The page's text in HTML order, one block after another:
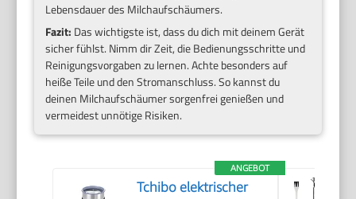
Lebensdauer des Milchaufschäumers.
Fazit: Das wichtigste ist, dass du dich mit deinem Gerät
sicher fühlst. Nimm dir Zeit, die Bedienungsschritte und
Reinigungsvorgaben zu lernen. Achte besonders auf
heiße Teile und den Stromanschluss. So kannst du
deinen Milchaufschäumer sorgenfrei genießen und
vermeidest unnötige Risiken.
ANGEBOT
Tchibo elektrischer